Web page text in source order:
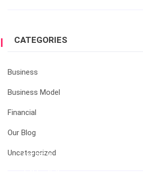
CATEGORIES
Business
Business Model
Financial
Our Blog
Uncategorized
LATEST &